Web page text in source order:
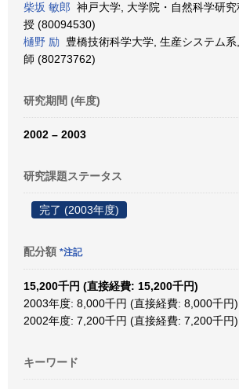
柴坂 敏郎 神戸大学, 大学院・自然科学研究
授 (80094530)
樋野 励 豊橋技術科学大学, 生産システム系
師 (80273762)
研究期間 (年度)
2002 – 2003
研究課題ステータス
完了 (2003年度)
配分額 *注記
15,200千円 (直接経費: 15,200千円)
2003年度: 8,000千円 (直接経費: 8,000千円)
2002年度: 7,200千円 (直接経費: 7,200千円)
キーワード